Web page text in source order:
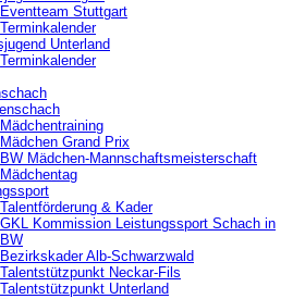
‎Eventteam Stuttgart
Terminkalender
Unterland
Terminkalender
Mädchentraining
Mädchen Grand Prix
BW Mädchen-Mannschaftsmeisterschaft
Mädchentag
Talentförderung & Kader
GKL Kommission Leistungssport Schach in
BW
Bezirkskader Alb-Schwarzwald
Talentstützpunkt Neckar-Fils
Talentstützpunkt Unterland